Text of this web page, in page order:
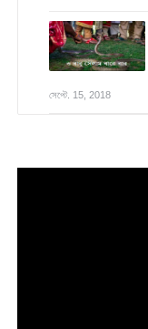
সেপ্টে. 15, 2018